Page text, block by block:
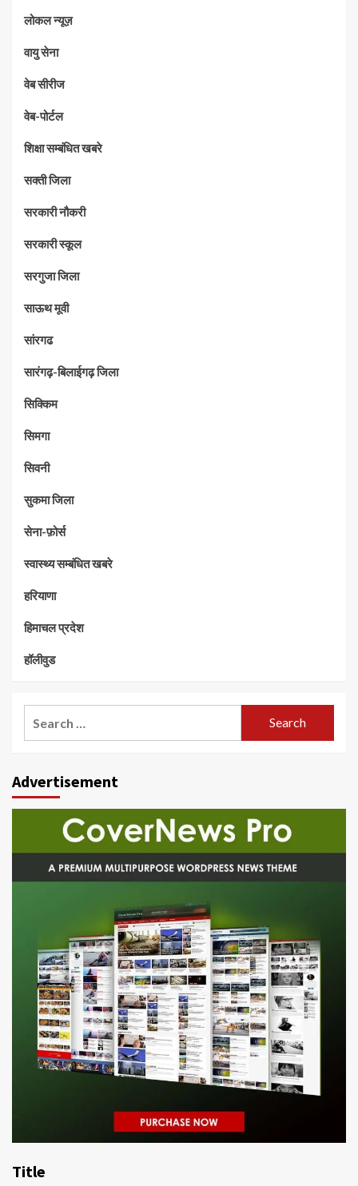
लोकल न्यूज़
वायु सेना
वेब सीरीज
वेब-पोर्टल
शिक्षा सम्बंधित खबरे
सक्ती जिला
सरकारी नौकरी
सरकारी स्कूल
सरगुजा जिला
साऊथ मूवी
सांरगढ
सारंगढ़-बिलाईगढ़ जिला
सिक्किम
सिमगा
सिवनी
सुकमा जिला
सेना-फ़ोर्स
स्वास्थ्य सम्बंधित खबरे
हरियाणा
हिमाचल प्रदेश
हॉलीवुड
Advertisement
Title